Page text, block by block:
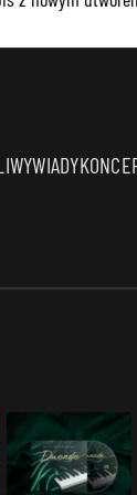
WYWIADY